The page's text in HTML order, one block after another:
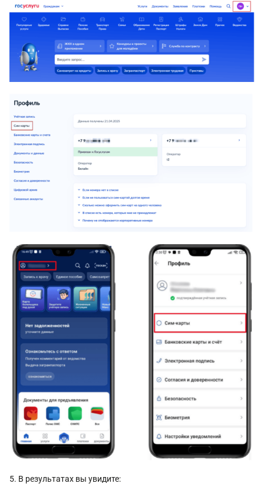
В результатах вы увидите: